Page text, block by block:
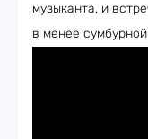
музыканта, и
в менее